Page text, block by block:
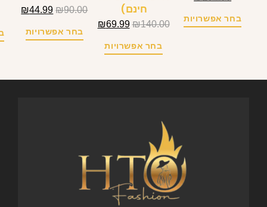
בחר אפשרויות
חינם)
₪140.00
₪69.99
בחר אפשרויות
₪90.00
₪44.99
בחר אפשרויות